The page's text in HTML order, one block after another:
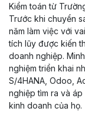
Kiểm toán từ
Trước khi chuyển
năm làm việc với
tích lũy được kiến
doanh nghiệp.
nghiệm triển khai
S/4HANA, Odoo,
nghiệp tìm ra và
kinh doanh của họ.